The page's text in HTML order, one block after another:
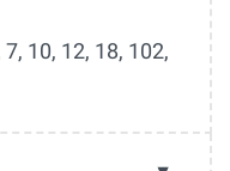
10, 12, 18, 102,